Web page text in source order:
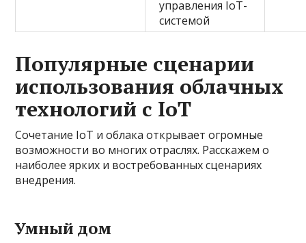
управления IoT-
системой
Популярные сценарии
использования облачных
технологий с IoT
Сочетание IoT и облака открывает огромные
возможности во многих отраслях. Расскажем о
наиболее ярких и востребованных сценариях
внедрения.
Умный дом